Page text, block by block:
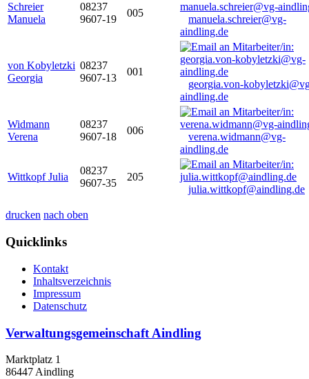
Schreier
Manuela
08237
9607-19
005
manuela.schreier@vg-
aindling.de
von Kobyletzki
Georgia
08237
9607-13
001
georgia.von-
aindling.de
Widmann
Verena
08237
9607-18
006
verena.widmann@vg-
aindling.de
Wittkopf Julia
08237
9607-35
205
julia.wittkopf@aindling.de
drucken nach oben
Quicklinks
Kontakt
Inhaltsverzeichnis
Impressum
Datenschutz
Verwaltungsgemeinschaft Aindling
Marktplatz 1
86447 Aindling